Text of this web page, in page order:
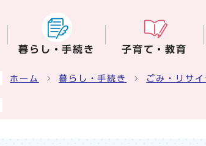
暮らし・手続き 子育て・教育
です
ホーム 暮らし・手続き ごみ・リサイ